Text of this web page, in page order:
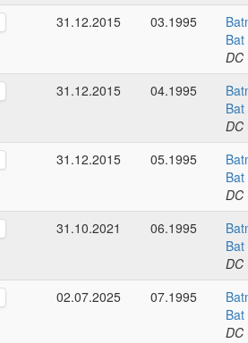
31.12.2015
03.1995
DC
31.12.2015
04.1995
DC
31.12.2015
05.1995
DC
31.10.2021
06.1995
DC
02.07.2025
07.1995
DC